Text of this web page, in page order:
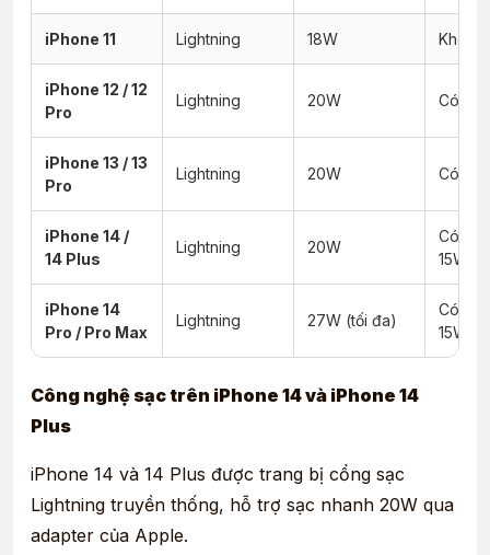
iPhone 11 Lightning 18W Không
iPhone 12 / 12
Pro
Lightning 20W Có
iPhone 13 / 13
Pro
Lightning 20W Có
iPhone 14 /
14 Plus
Lightning 20W
Có
15W)
iPhone 14
Pro / Pro Max
Lightning 27W (tối đa)
Có
15W)
Công nghệ sạc trên iPhone 14 và iPhone 14
Plus
iPhone 14 và 14 Plus được trang bị cổng sạc
Lightning truyền thống, hỗ trợ sạc nhanh 20W qua
adapter của Apple.